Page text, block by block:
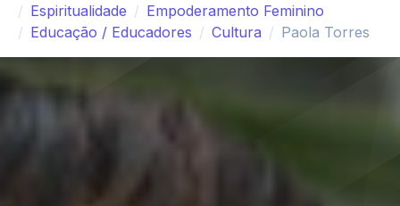
Espiritualidade
Empoderamento Feminino
Educação / Educadores
Cultura Paola Torres